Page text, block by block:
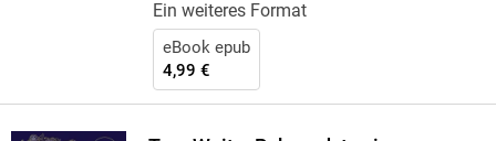
Ein weiteres Format
eBook epub
4,99 €